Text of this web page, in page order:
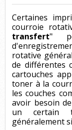
Certaines
courroie
transfert"
rotative
de différentes
cartouches
toner à la
les couches
avoir besoin
un certain
généralement